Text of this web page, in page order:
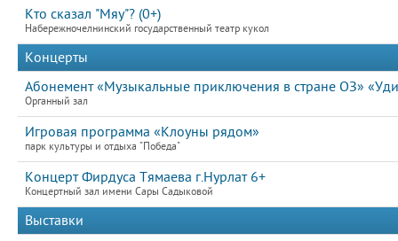
Кто сказал "Мяу"? (0+)
Набережночелнинский государственный театр кукол
Концерты
Абонемент «Музыкальные приключения в стране ОЗ»
Органный зал
Игровая программа «Клоуны рядом»
парк культуры и отдыха "Победа"
Концерт Фирдуса Тямаева г.Нурлат 6+
Концертный зал имени Сары Садыковой
Выставки